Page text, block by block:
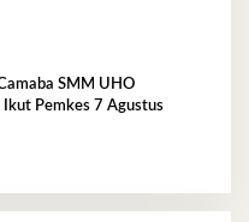
SMM UHO
Pemkes 7 Agustus